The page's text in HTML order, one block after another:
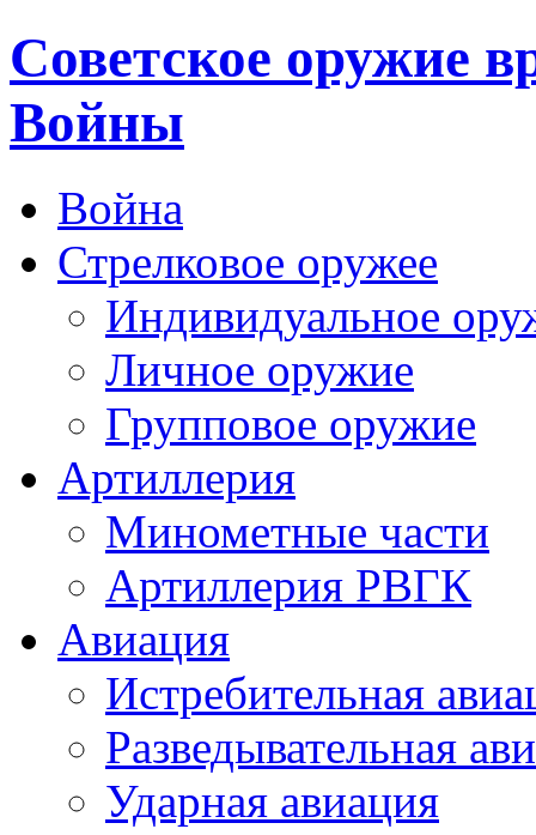
Cоветское оружие
Войны
Война
Стрелковое оружее
Индивидуальное
Личное оружие
Групповое оружие
Артиллерия
Минометные части
Артиллерия РВГК
Авиация
Истребительная
Разведывательная
Ударная авиация